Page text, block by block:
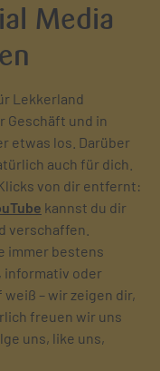
Media
Lekkerland
Geschäft und in
etwas los. Darüber
auch für dich.
von dir entfernt:
kannst du dir
verschaffen.
immer bestens
informativ oder
– wir zeigen dir,
freuen wir uns
uns, like uns,